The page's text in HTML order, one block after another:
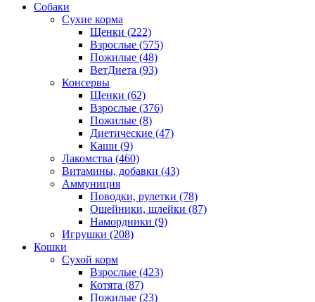
Собаки
Сухие корма
Щенки (222)
Взрослые (575)
Пожилые (48)
ВетДиета (93)
Консервы
Щенки (62)
Взрослые (376)
Пожилые (8)
Диетические (47)
Каши (9)
Лакомства (460)
Витамины, добавки (43)
Аммуниция
Поводки, рулетки (78)
Ошейники, шлейки (87)
Намордники (9)
Игрушки (208)
Кошки
Сухой корм
Взрослые (423)
Котята (87)
Пожилые (23)